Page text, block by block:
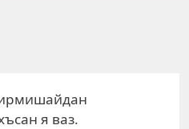
я ваз.